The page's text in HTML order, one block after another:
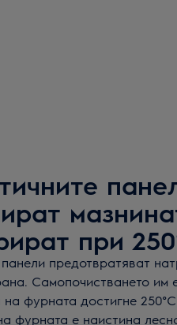
при
панели предотвратяват
Самопочистването им
фурната достигне
фурната е наистина